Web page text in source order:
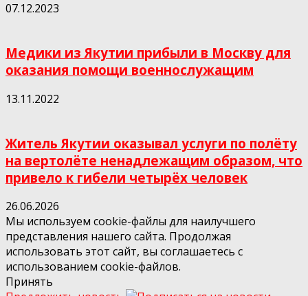
07.12.2023
Медики из Якутии прибыли в Москву для
оказания помощи военнослужащим
13.11.2022
Житель Якутии оказывал услуги по полёту
на вертолёте ненадлежащим образом, что
привело к гибели четырёх человек
26.06.2026
Мы используем cookie-файлы для наилучшего
представления нашего сайта. Продолжая
использовать этот сайт, вы соглашаетесь с
использованием cookie-файлов.
Принять